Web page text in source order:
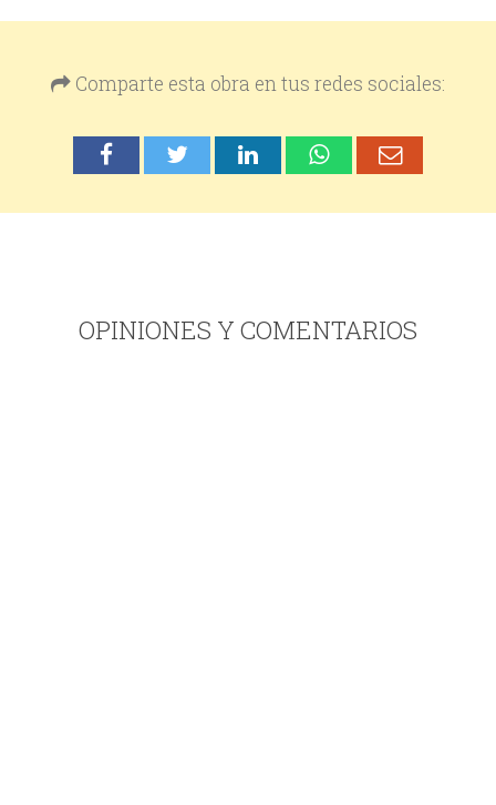
Comparte esta obra en tus redes sociales:
OPINIONES Y COMENTARIOS